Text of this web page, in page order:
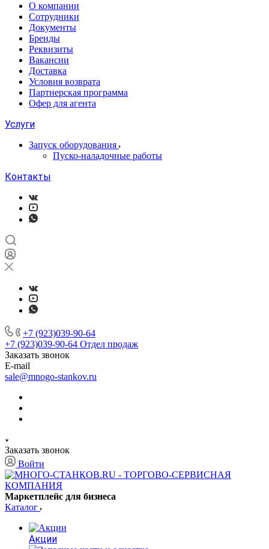
О компании
Сотрудники
Документы
Бренды
Реквизиты
Вакансии
Доставка
Условия возврата
Партнерская программа
Офер для агента
Услуги
Запуск оборудования
Пуско-наладочные работы
Контакты
+7 (923)039-90-64
+7 (923)039-90-64 Отдел продаж
Заказать звонок
E-mail
sale@mnogo-stankov.ru
Заказать звонок
Войти
Маркетплейс для бизнеса
Каталог
Акции